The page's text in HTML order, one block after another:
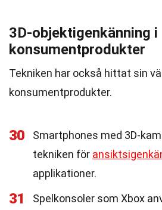
3D-objektigenkänning i
konsumentprodukter
Tekniken har också hittat sin
konsumentprodukter.
30
Smartphones med 3D-
tekniken för
applikationer.
31
Spelkonsoler som Xbox